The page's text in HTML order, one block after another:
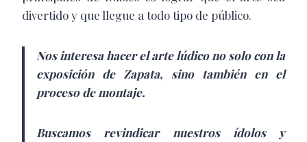
divertido y que llegue a todo tipo de público.
Nos interesa hacer el arte lúdico no solo con la
exposición de Zapata, sino también en el
proceso de montaje.
Buscamos revindicar nuestros ídolos y